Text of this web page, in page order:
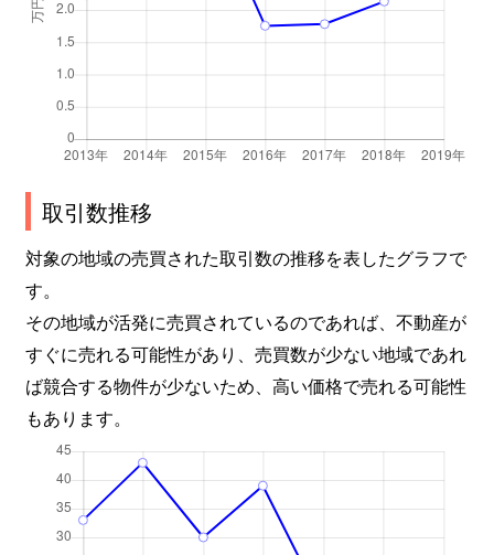
取引数推移
対象の地域の売買された取引数の推移を表したグラフで
す。
その地域が活発に売買されているのであれば、不動産が
すぐに売れる可能性があり、売買数が少ない地域であれ
ば競合する物件が少ないため、高い価格で売れる可能性
もあります。